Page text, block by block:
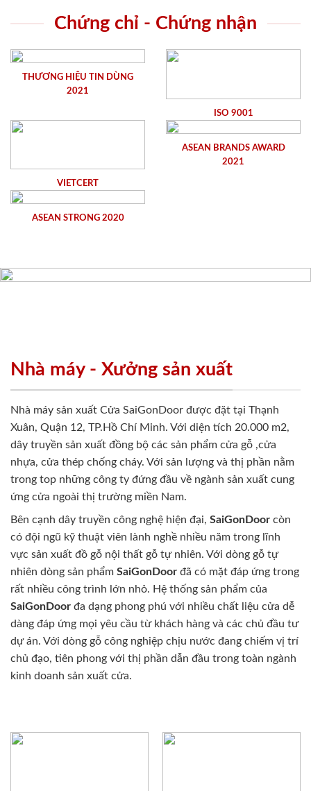
Chứng chỉ - Chứng nhận
THƯƠNG HIỆU TIN DÙNG
2021
ISO 9001
VIETCERT
ASEAN BRANDS AWARD
2021
ASEAN STRONG 2020
Nhà máy - Xưởng sản xuất
Nhà máy sản xuất Cửa SaiGonDoor được đặt tại Thạnh
Xuân, Quận 12, TP.Hồ Chí Minh. Với diện tích 20.000 m2,
dây truyền sản xuất đồng bộ các sản phẩm cửa gỗ ,cửa
nhựa, cửa thép chống cháy. Với sản lượng và thị phần nằm
trong top những công ty đứng đầu về ngành sản xuất cung
ứng cửa ngoài thị trường miền Nam.
Bên cạnh dây truyền công nghệ hiện đại, SaiGonDoor còn
có đội ngũ kỹ thuật viên lành nghề nhiều năm trong lĩnh
vực sản xuất đồ gỗ nội thất gỗ tự nhiên. Với dòng gỗ tự
nhiên dòng sản phẩm SaiGonDoor đã có mặt đáp ứng trong
rất nhiều công trình lớn nhỏ. Hệ thống sản phẩm của
SaiGonDoor đa dạng phong phú với nhiều chất liệu cửa dễ
dàng đáp ứng mọi yêu cầu từ khách hàng và các chủ đầu tư
dự án. Với dòng gỗ công nghiệp chịu nước đang chiếm vị trí
chủ đạo, tiên phong với thị phần dẫn đầu trong toàn ngành
kinh doanh sản xuất cửa.